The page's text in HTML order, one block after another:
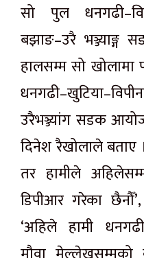
सो पुल
बझाङ–उरै भञ्ज्याङ्ग
हालसम्म सो खोलामा
उरैभञ्ज्यांग सडक
दिनेश रैखोलाले बताए
तर हामीले
डिपीआर गरेका
‘अहिले हामी